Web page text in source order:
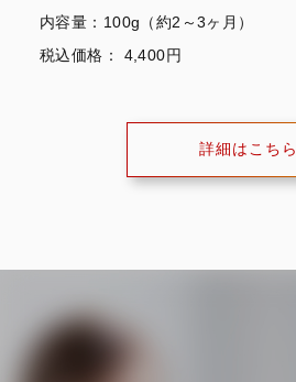
内容量：100g（約2～3ヶ月）
税込価格： 4,400円
詳細はこちら